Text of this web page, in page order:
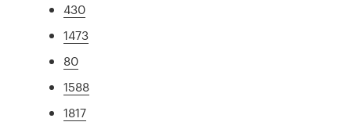
430
1473
80
1588
1817